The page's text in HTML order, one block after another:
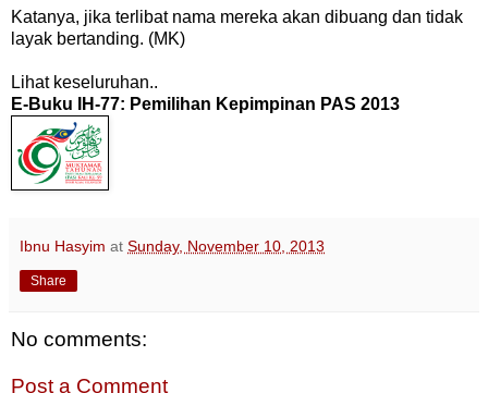
Katanya, jika terlibat nama mereka akan dibuang dan tidak
layak bertanding. (MK)
Lihat keseluruhan..
E-Buku IH-77: Pemilihan Kepimpinan PAS 2013
Ibnu Hasyim at Sunday, November 10, 2013
Share
No comments:
Post a Comment